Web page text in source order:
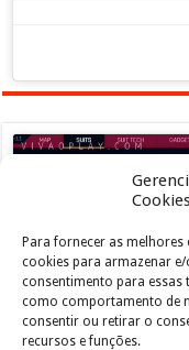
Para fornecer as
cookies para armazenar
consentimento para
como comportamento de
consentir ou retirar o
recursos e funções.
Clique para